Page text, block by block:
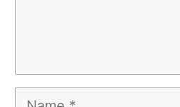
Name